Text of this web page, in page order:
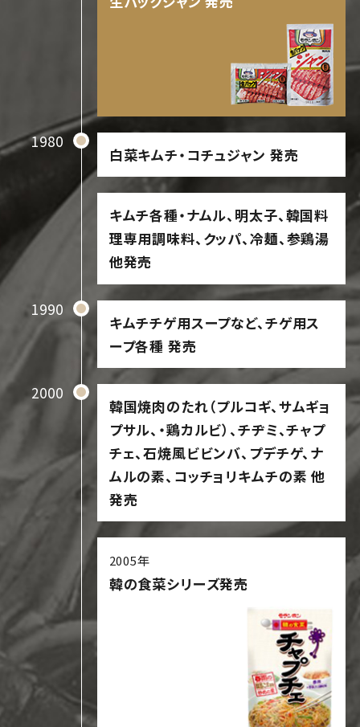
1980
白菜キムチ・コチュジャン 発売
キムチ各種・ナムル、明太子、韓国料
理専用調味料、クッパ、冷麺、参鶏湯
他発売
1990
キムチチゲ用スープなど、チゲ用ス
ープ各種 発売
2000
韓国焼肉のたれ（プルコギ、サムギョ
プサル、・鶏カルビ）、チヂミ、チャプ
チェ、石焼風ビビンバ、プデチゲ、ナ
ムルの素、コッチョリキムチの素 他
発売
2005年
韓の食菜シリーズ発売